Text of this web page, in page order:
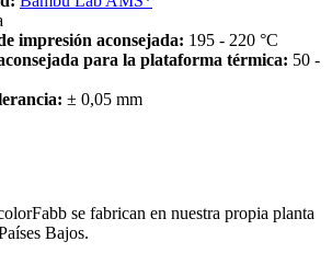
impresión aconsejada: 195 - 220 °C
para la plataforma térmica: 50 -
± 0,05 mm
se fabrican en nuestra propia planta
Bajos.